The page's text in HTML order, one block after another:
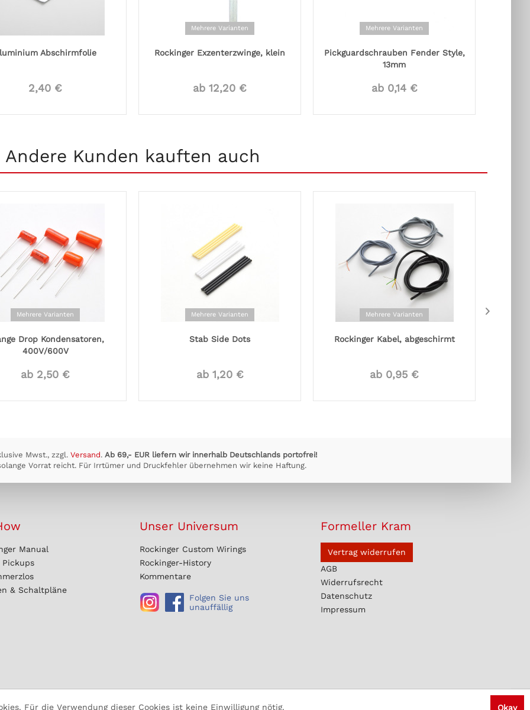
Abschirmfolie
2,40 €
Mehrere Varianten
Rockinger Exzenterzwinge, klein
ab 12,20 €
Mehrere Varianten
Pickguardschrauben Fender Style,
13mm
ab 0,14 €
Andere Kunden kauften auch
Mehrere Varianten
Drop Kondensatoren,
400V/600V
ab 2,50 €
Mehrere Varianten
Stab Side Dots
ab 1,20 €
Mehrere Varianten
Rockinger Kabel, abgeschirmt
ab 0,95 €
Mwst., zzgl. Versand. Ab 69,- EUR liefern wir innerhalb Deutschlands portofrei!
Vorrat reicht. Für Irrtümer und Druckfehler übernehmen wir keine Haftung.
Manual
& Schaltpläne
Unser Universum
Rockinger Custom Wirings
Rockinger-History
Kommentare
Folgen Sie uns
unauffällig
Formeller Kram
Vertrag widerrufen
AGB
Widerrufsrecht
Datenschutz
Impressum
Für die Verwendung dieser Cookies ist keine Einwilligung nötig. Okay